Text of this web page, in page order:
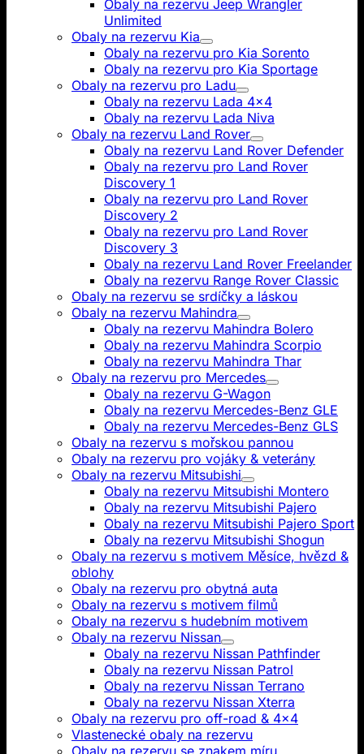
Obaly na rezervu Jeep Wrangler
Unlimited
Obaly na rezervu Kia
Obaly na rezervu pro Kia Sorento
Obaly na rezervu pro Kia Sportage
Obaly na rezervu pro Ladu
Obaly na rezervu Lada 4x4
Obaly na rezervu Lada Niva
Obaly na rezervu Land Rover
Obaly na rezervu Land Rover Defender
Obaly na rezervu pro Land Rover
Discovery 1
Obaly na rezervu pro Land Rover
Discovery 2
Obaly na rezervu pro Land Rover
Discovery 3
Obaly na rezervu Land Rover Freelander
Obaly na rezervu Range Rover Classic
Obaly na rezervu se srdíčky a láskou
Obaly na rezervu Mahindra
Obaly na rezervu Mahindra Bolero
Obaly na rezervu Mahindra Scorpio
Obaly na rezervu Mahindra Thar
Obaly na rezervu pro Mercedes
Obaly na rezervu G-Wagon
Obaly na rezervu Mercedes-Benz GLE
Obaly na rezervu Mercedes-Benz GLS
Obaly na rezervu s mořskou pannou
Obaly na rezervu pro vojáky & veterány
Obaly na rezervu Mitsubishi
Obaly na rezervu Mitsubishi Montero
Obaly na rezervu Mitsubishi Pajero
Obaly na rezervu Mitsubishi Pajero Sport
Obaly na rezervu Mitsubishi Shogun
Obaly na rezervu s motivem Měsíce, hvězd &
oblohy
Obaly na rezervu pro obytná auta
Obaly na rezervu s motivem filmů
Obaly na rezervu s hudebním motivem
Obaly na rezervu Nissan
Obaly na rezervu Nissan Pathfinder
Obaly na rezervu Nissan Patrol
Obaly na rezervu Nissan Terrano
Obaly na rezervu Nissan Xterra
Obaly na rezervu pro off-road & 4x4
Vlastenecké obaly na rezervu